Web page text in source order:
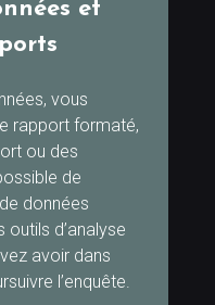
et
vous
rapport formaté,
ou des
de
données
d’analyse
avoir dans
l’enquête.